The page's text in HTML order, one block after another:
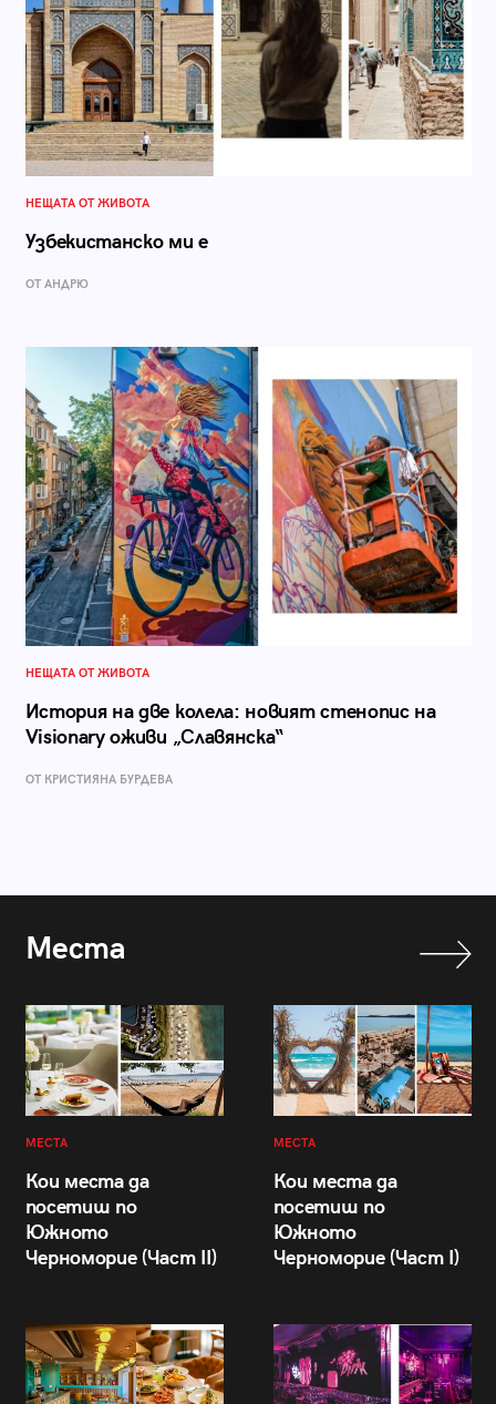
НЕЩАТА ОТ ЖИВОТА
Узбекистанско ми е
ОТ АНДРЮ
НЕЩАТА ОТ ЖИВОТА
История на две колела: новият стенопис на
Visionary оживи „Славянска“
ОТ КРИСТИЯНА БУРДЕВА
Места
МЕСТА
Кои места да
посетиш по
Южното
Черноморие (Част II)
МЕСТА
Кои места да
посетиш по
Южното
Черноморие (Част I)